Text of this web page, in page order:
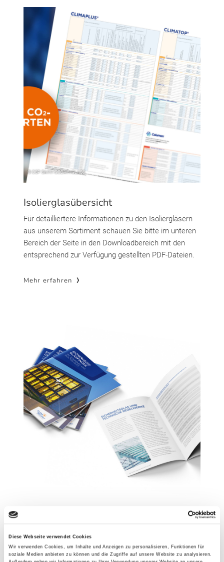
Diese Webseite verwendet Cookies
Wir verwenden Cookies, um Inhalte und Anzeigen zu personalisieren, Funktionen für
soziale Medien anbieten zu können und die Zugriffe auf unsere Website zu analysieren.
Isolierglasübersicht
Für detailliertere Informationen zu den Isoliergläsern
aus unserem Sortiment schauen Sie bitte im unteren
Bereich der Seite in den Downloadbereich mit den
entsprechend zur Verfügung gestellten PDF-Dateien.
Mehr erfahren
Postkartenformat hilft Ihnen schnell und unkompliziert,
für die gängigen Anwendungefälle und die damit